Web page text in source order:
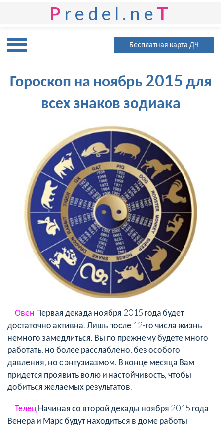
P redel.ne T
Бесплатная карта ДЧ
Гороскоп на ноябрь 2015 для
всех знаков зодиака
Овен Первая декада ноября 2015 года будет
достаточно активна. Лишь после 12-го числа жизнь
немного замедлиться. Вы по прежнему будете много
работать, но более расслаблено, без особого
давления, но с энтузиазмом. В конце месяца Вам
придется проявить волю и настойчивость, чтобы
добиться желаемых результатов.
ТелецНачиная со второй декады ноября 2015 года
Венера и Марс будут находиться в доме работы